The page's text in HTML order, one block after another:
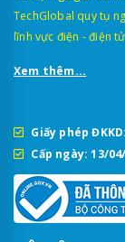
TechGlobal quy tụ
lĩnh vực điện - điện
Xem thêm...
Giấy phép
Cấp ngày: 13/